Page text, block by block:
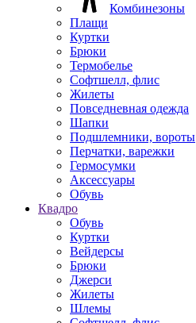
Комбинезоны
Плащи
Куртки
Брюки
Термобелье
Софтшелл, флис
Жилеты
Повседневная одежда
Шапки
Подшлемники, вороты
Перчатки, варежки
Гермосумки
Аксессуары
Обувь
Квадро
Обувь
Куртки
Вейдерсы
Брюки
Джерси
Жилеты
Шлемы